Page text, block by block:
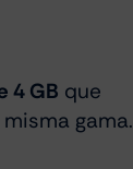
4 GB que
gama.